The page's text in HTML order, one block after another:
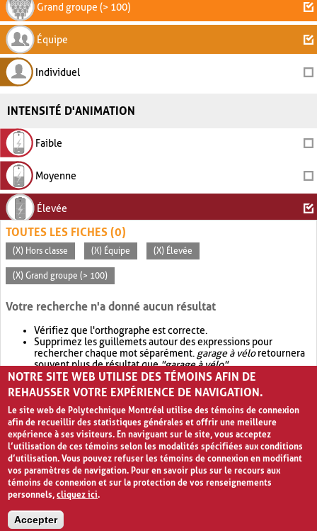
Grand groupe (> 100)
Équipe
Individuel
INTENSITÉ D'ANIMATION
Faible
Moyenne
Élevée
TOUTES LES FICHES (0)
(X) Hors classe (X) Équipe (X) Élevée
(X) Grand groupe (> 100)
Votre recherche n'a donné aucun résultat
Vérifiez que l'orthographe est correcte.
Supprimez les guillemets autour des expressions pour
rechercher chaque mot séparément. garage à véloretournera
souvent plus de résultat que"garage à vélo".
Envisagez d'élargir votre recherche avec OR.garage OR vélo
retournera souvent plus de résultat quegarage à vélo
NOTRE SITE WEB UTILISE DES TÉMOINS AFIN DE
REHAUSSER VOTRE EXPÉRIENCE DE NAVIGATION.
Le site web de Polytechnique Montréal utilise des témoins de connexion
afin de recueillir des statistiques générales et offrir une meilleure
expérience à ses visiteurs. En naviguant sur le site, vous acceptez
l’utilisation de ces témoins selon les modalités spécifiées aux conditions
d’utilisation. Vous pouvez refuser les témoins de connexion en modifiant
vos paramètres de navigation. Pour en savoir plus sur le recours aux
témoins de connexion et sur la protection de vos renseignements
personnels,cliquez ici.
Accepter